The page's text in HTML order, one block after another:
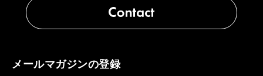
メールマガジンの登録